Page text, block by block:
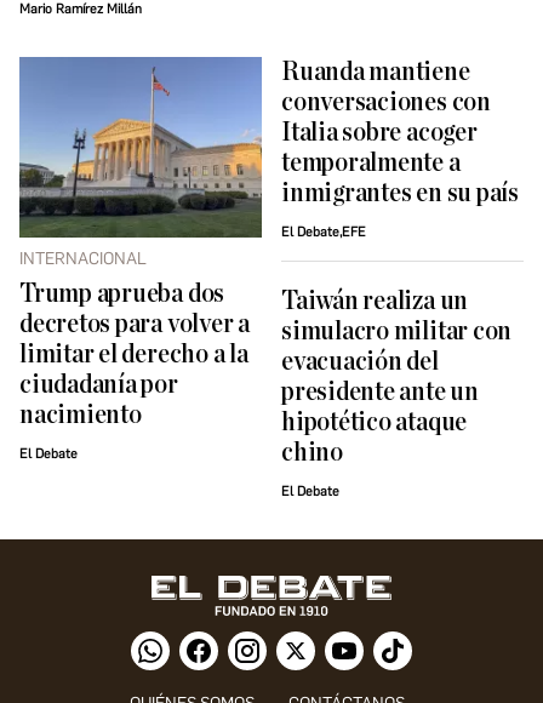
Mario Ramírez Millán
INTERNACIONAL
Trump aprueba dos
decretos para volver a
limitar el derecho a la
ciudadanía por
nacimiento
El Debate
Ruanda mantiene
conversaciones con
Italia sobre acoger
temporalmente a
inmigrantes en su país
El Debate,EFE
Taiwán realiza un
simulacro militar con
evacuación del
presidente ante un
hipotético ataque
chino
El Debate